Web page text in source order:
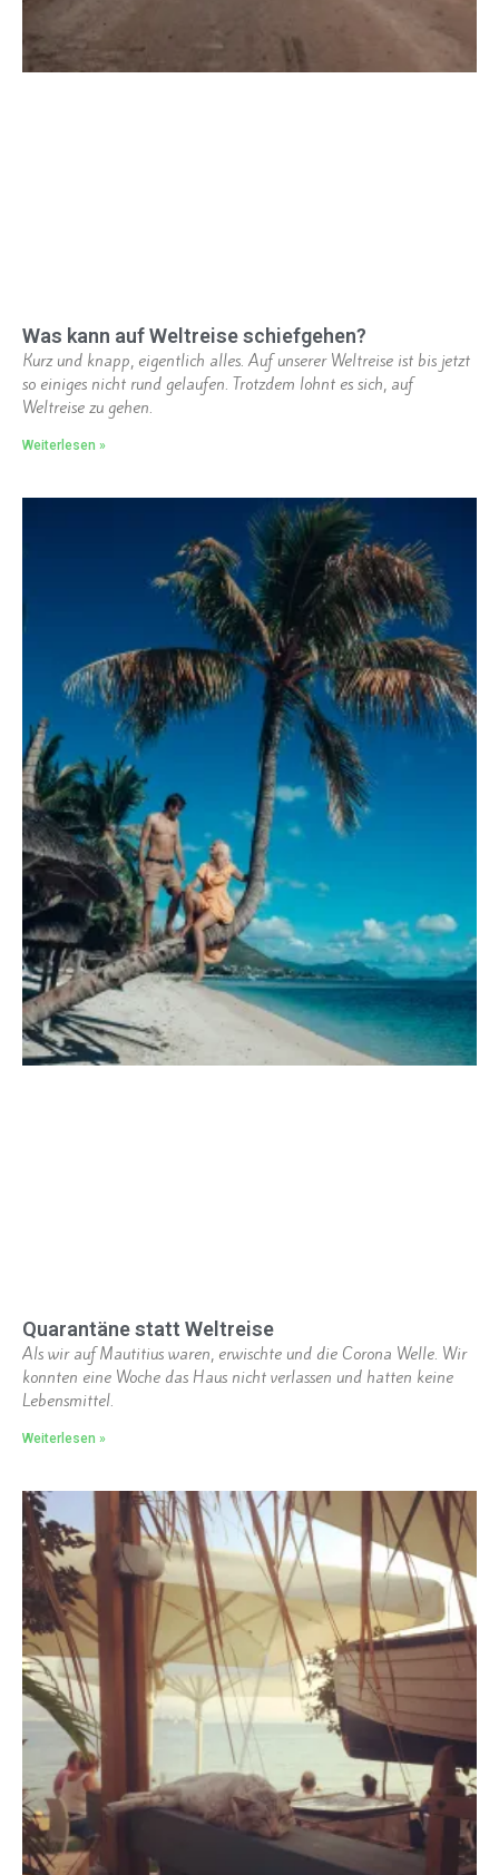
Was kann auf Weltreise schiefgehen?
Kurz und knapp, eigentlich alles. Auf unserer Weltreise ist bis jetzt
so einiges nicht rund gelaufen. Trotzdem lohnt es sich, auf
Weltreise zu gehen.
Weiterlesen »
Quarantäne statt Weltreise
Als wir auf Mautitius waren, erwischte und die Corona Welle. Wir
konnten eine Woche das Haus nicht verlassen und hatten keine
Lebensmittel.
Weiterlesen »